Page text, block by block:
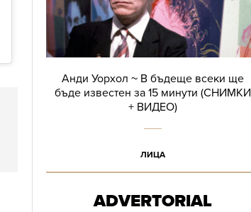
Анди Уорхол ~ В бъдеще всеки ще
бъде известен за 15 минути (СНИМКИ
+ ВИДЕО)
ЛИЦА
ADVERTORIAL